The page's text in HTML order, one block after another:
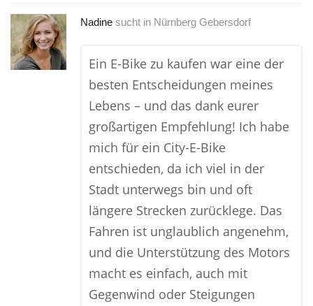
Nadine sucht in Nürnberg Gebersdorf
Ein E-Bike zu kaufen war eine der
besten Entscheidungen meines
Lebens – und das dank eurer
großartigen Empfehlung! Ich habe
mich für ein City-E-Bike
entschieden, da ich viel in der
Stadt unterwegs bin und oft
längere Strecken zurücklege. Das
Fahren ist unglaublich angenehm,
und die Unterstützung des Motors
macht es einfach, auch mit
Gegenwind oder Steigungen